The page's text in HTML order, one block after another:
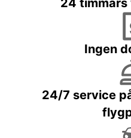
24 timmars
Ingen
24/7 service